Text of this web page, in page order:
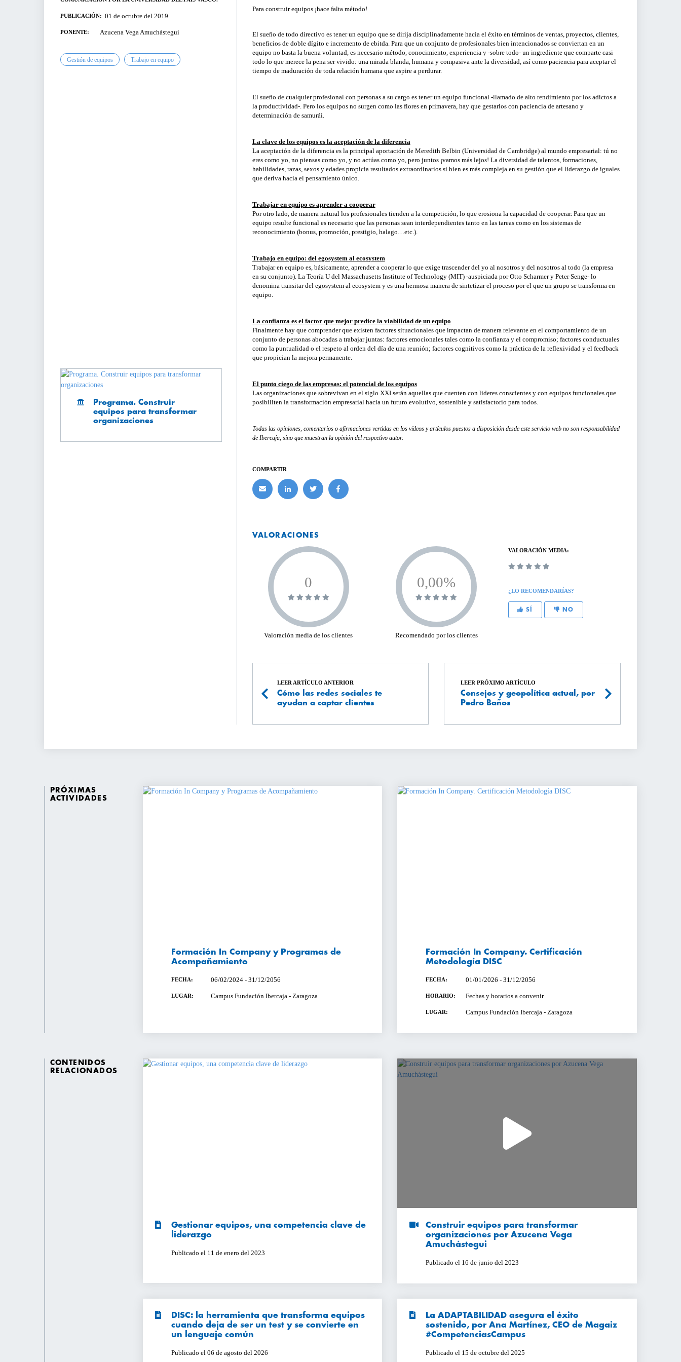
VENTAS Y MERCADOS
SECTOR AGROALIMENTARIO ACTIVIDADES ONLINE
ARTÍCULOS Y VÍDEOS
Contraseña ¿Olvidaste tu contraseña?
MOSTRAR
Para Gerentes, Directivos y Responsables de
Área
Para Pymes
BUSCAR
PUBLICACIÓN: 01 de octubre del 2019
PONENTE: Azucena Vega Amuchástegui
Gestión de equipos Trabajo en equipo
Programa. Construir
equipos para transformar
organizaciones
Para construir equipos ¡hace falta método!
El sueño de todo directivo es tener un equipo que se dirija disciplinadamente hacia el éxito en términos de ventas, proyectos, clientes,
beneficios de doble dígito e incremento de ebitda. Para que un conjunto de profesionales bien intencionados se conviertan en un
equipo no basta la buena voluntad, es necesario método, conocimiento, experiencia y -sobre todo- un ingrediente que comparte casi
todo lo que merece la pena ser vivido: una mirada blanda, humana y compasiva ante la diversidad, así como paciencia para aceptar el
tiempo de maduración de toda relación humana que aspire a perdurar.
El sueño de cualquier profesional con personas a su cargo es tener un equipo funcional -llamado de alto rendimiento por los adictos a
la productividad-. Pero los equipos no surgen como las flores en primavera, hay que gestarlos con paciencia de artesano y
determinación de samurái.
La clave de los equipos es la aceptación de la diferencia
La aceptación de la diferencia es la principal aportación de Meredith Belbin (Universidad de Cambridge) al mundo empresarial: tú no
eres como yo, no piensas como yo, y no actúas como yo, pero juntos ¡vamos más lejos! La diversidad de talentos, formaciones,
habilidades, razas, sexos y edades propicia resultados extraordinarios si bien es más compleja en su gestión que el liderazgo de iguales
que deriva hacia el pensamiento único.
Trabajar en equipo es aprender a cooperar
Por otro lado, de manera natural los profesionales tienden a la competición, lo que erosiona la capacidad de cooperar. Para que un
equipo resulte funcional es necesario que las personas sean interdependientes tanto en las tareas como en los sistemas de
reconocimiento (bonus, promoción, prestigio, halago…etc.).
Trabajo en equipo: del egosystem al ecosystem
Trabajar en equipo es, básicamente, aprender a cooperar lo que exige trascender del yo al nosotros y del nosotros al todo (la empresa
en su conjunto). La Teoría U del Massachusetts Institute of Technology (MIT) -auspiciada por Otto Scharmer y Peter Senge- lo
denomina transitar del egosystem al ecosystem y es una hermosa manera de sintetizar el proceso por el que un grupo se transforma en
equipo.
La confianza es el factor que mejor predice la viabilidad de un equipo
Finalmente hay que comprender que existen factores situacionales que impactan de manera relevante en el comportamiento de un
conjunto de personas abocadas a trabajar juntas: factores emocionales tales como la confianza y el compromiso; factores conductuales
como la puntualidad o el respeto al orden del día de una reunión; factores cognitivos como la práctica de la reflexividad y el feedback
que propician la mejora permanente.
El punto ciego de las empresas: el potencial de los equipos
Las organizaciones que sobrevivan en el siglo XXI serán aquellas que cuenten con lideres conscientes y con equipos funcionales que
posibiliten la transformación empresarial hacia un futuro evolutivo, sostenible y satisfactorio para todos.
Todas las opiniones, comentarios o afirmaciones vertidas en los vídeos y artículos puestos a disposición desde este servicio web no son responsabilidad
de Ibercaja, sino que muestran la opinión del respectivo autor.
COMPARTIR
VALORACIONES
0
Valoración media de los clientes
0,00%
Recomendado por los clientes
VALORACIÓN MEDIA:
¿LO RECOMENDARÍAS?
SÍ NO
LEER ARTÍCULO ANTERIOR
Cómo las redes sociales te
ayudan a captar clientes
LEER PRÓXIMO ARTÍCULO
Consejos y geopolítica actual, por
Pedro Baños
PRÓXIMAS
ACTIVIDADES
Formación In Company y Programas de
Acompañamiento
FECHA: 06/02/2024 - 31/12/2056
LUGAR: Campus Fundación Ibercaja - Zaragoza
Formación In Company. Certificación
Metodología DISC
FECHA: 01/01/2026 - 31/12/2056
HORARIO: Fechas y horarios a convenir
LUGAR: Campus Fundación Ibercaja - Zaragoza
CONTENIDOS
RELACIONADOS
Gestionar equipos, una competencia clave de
liderazgo
Publicado el 11 de enero del 2023
Construir equipos para transformar
organizaciones por Azucena Vega
Amuchástegui
Publicado el 16 de junio del 2023
DISC: la herramienta que transforma equipos
cuando deja de ser un test y se convierte en
un lenguaje común
Publicado el 06 de agosto del 2026
La ADAPTABILIDAD asegura el éxito
sostenido, por Ana Martínez, CEO de Magaiz
#CompetenciasCampus
Publicado el 15 de octubre del 2025